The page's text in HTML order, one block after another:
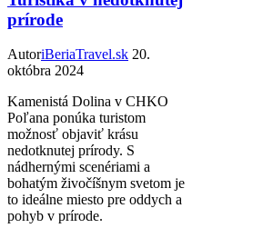
prírode
AutoriBeriaTravel.sk 20.
októbra 2024
Kamenistá Dolina v CHKO
Poľana ponúka turistom
možnosť objaviť krásu
nedotknutej prírody. S
nádhernými scenériami a
bohatým živočíšnym svetom je
to ideálne miesto pre oddych a
pohyb v prírode.